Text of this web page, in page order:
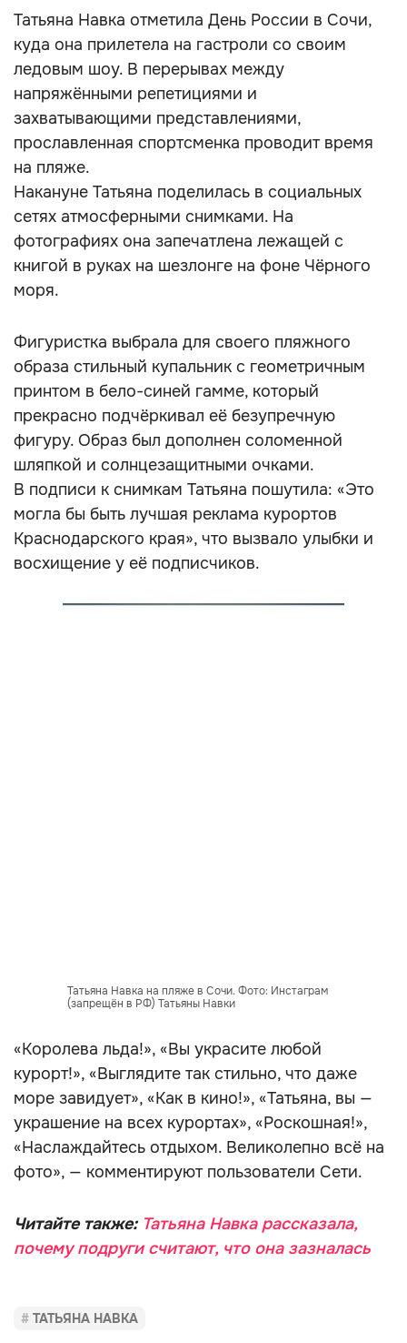
Татьяна Навка отметила День России в Сочи,
куда она прилетела на гастроли со своим
ледовым шоу. В перерывах между
напряжёнными репетициями и
захватывающими представлениями,
прославленная спортсменка проводит время
на пляже.
Накануне Татьяна поделилась в социальных
сетях атмосферными снимками. На
фотографиях она запечатлена лежащей с
книгой в руках на шезлонге на фоне Чёрного
моря.
Фигуристка выбрала для своего пляжного
образа стильный купальник с геометричным
принтом в бело-синей гамме, который
прекрасно подчёркивал её безупречную
фигуру. Образ был дополнен соломенной
шляпкой и солнцезащитными очками.
В подписи к снимкам Татьяна пошутила: «Это
могла бы быть лучшая реклама курортов
Краснодарского края», что вызвало улыбки и
восхищение у её подписчиков.
Татьяна Навка на пляже в Сочи. Фото: Инстаграм
(запрещён в РФ) Татьяны Навки
«Королева льда!», «Вы украсите любой
курорт!», «Выглядите так стильно, что даже
море завидует», «Как в кино!», «Татьяна, вы —
украшение на всех курортах», «Роскошная!»,
«Наслаждайтесь отдыхом. Великолепно всё на
фото», — комментируют пользователи Сети.
Читайте также: Татьяна Навка рассказала,
почему подруги считают, что она зазналась
ТАТЬЯНА НАВКА